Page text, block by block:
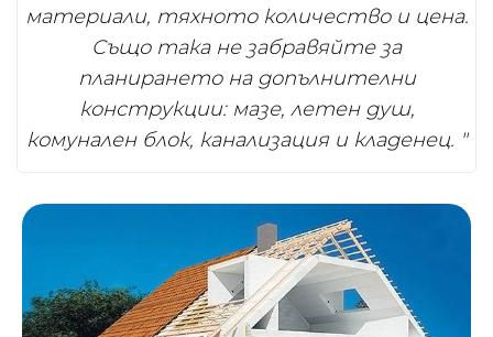
материали, тяхното количество и цена.
Също така не забравяйте за
планирането на допълнителни
конструкции: мазе, летен душ,
комунален блок, канализация и кладенец. "